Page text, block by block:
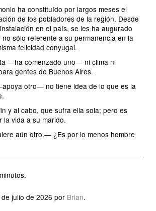
ha constituído por largos meses el
de los pobladores de la región. Desde
en el país, se les ha augurado
no sólo referente a su permanencia en la
felicidad conyugal.
—ha comenzado uno— ni clima ni
gentes de Buenos Aires.
otro— no tiene idea de lo que es la
y al cabo, que sufra ella sola; pero es
la vida a su marido.
aún otro.— ¿Es por lo menos hombre
julio de 2026 por Brian.